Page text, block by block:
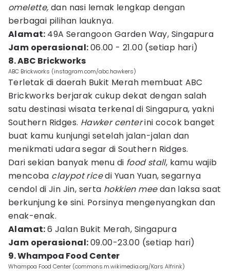
omelette, dan nasi lemak lengkap dengan
berbagai pilihan lauknya.
Alamat: 49A Serangoon Garden Way, Singapura
Jam operasional:06.00 - 21.00 (setiap hari)
8. ABC Brickworks
ABC Brickworks (instagram.com/abc.hawkers)
Terletak di daerah Bukit Merah membuat ABC
Brickworks berjarak cukup dekat dengan salah
satu destinasi wisata terkenal di Singapura, yakni
Southern Ridges. Hawker centerini cocok banget
buat kamu kunjungi setelah jalan-jalan dan
menikmati udara segar di Southern Ridges.
Dari sekian banyak menu di food stall, kamu wajib
mencoba claypot ricedi Yuan Yuan, segarnya
cendol di Jin Jin, serta hokkien meedan laksa saat
berkunjung ke sini. Porsinya mengenyangkan dan
enak-enak.
Alamat:6 Jalan Bukit Merah, Singapura
Jam operasional:09.00-23.00 (setiap hari)
9. Whampoa Food Center
Whampoa Food Center (commons.m.wikimedia.org/Kars Alfrink)